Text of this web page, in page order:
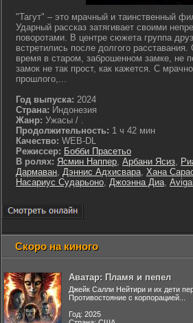
"Тагут" – это мрачный и таинственный
Ударный рассказ затягивает своими
поворотами. В центре сюжета группа
встретились после долгого
время в старом, заброшенном замке, не
замок не так прост, как кажется. С
прошлого,...
Год выпуска: 2024
Страна: Индонезия
Жанр: Ужасы / .
Продолжительность: 1 ч 42 мин
Качество: WEB-DL
Режиссер: Бобби Прасетьо
В ролях: Ясмин Наппер, Арбани Ясиз,
Дармаван, Дэннис Адхисвара, Хана
Насариус Сударьоно, Джоэнна Диа,
Скоро на киного
Аватар: Пламя и пепел
Джейк Салли Нейтири и их дети
Противостояние с корпорацией...
Год: 2025